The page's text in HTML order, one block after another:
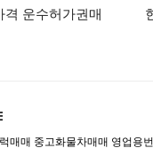
운수허가권매
매매 중고화물차매매 영업용